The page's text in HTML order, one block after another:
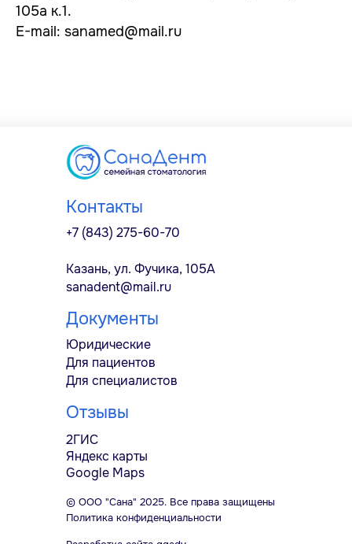
105а к.1.
E-mail: sanamed@mail.ru
Юридические
Для пациентов
Для специалистов
Контакты
Документы
Google Maps
Яндекс карты
2ГИС
Отзывы
© ООО "Сана" 2025. Все права защищены
Политика конфиденциальности
Казань, ул. Фучика, 105А
sanadent@mail.ru
+7 (843) 275-60-70